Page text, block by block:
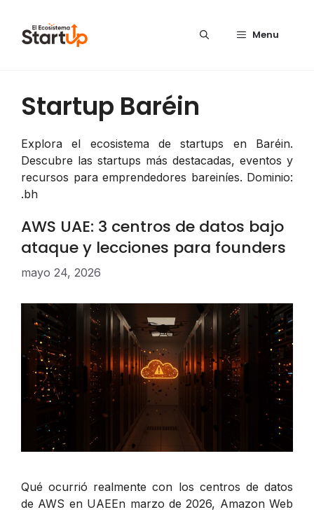
Menu
Startup Baréin
Explora el ecosistema de startups en Baréin.
Descubre las startups más destacadas, eventos y
recursos para emprendedores bareiníes. Dominio:
.bh
AWS UAE: 3 centros de datos bajo
ataque y lecciones para founders
mayo 24, 2026
Qué ocurrió realmente con los centros de datos
de AWS en UAEEn marzo de 2026, Amazon Web